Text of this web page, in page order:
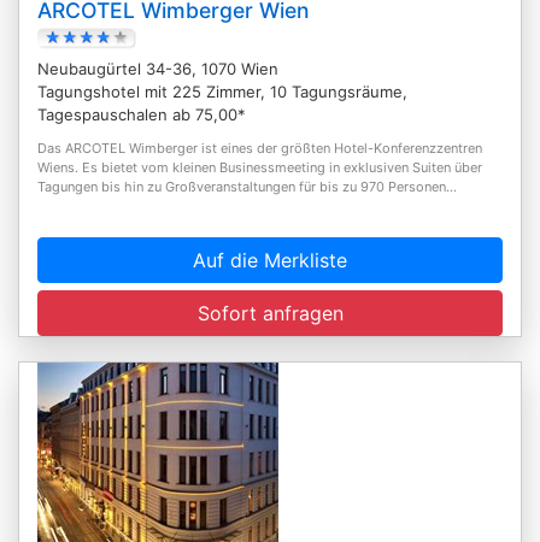
ARCOTEL Wimberger Wien
Neubaugürtel 34-36, 1070 Wien
Tagungshotel mit 225 Zimmer, 10 Tagungsräume,
Tagespauschalen ab 75,00*
Das ARCOTEL Wimberger ist eines der größten Hotel-Konferenzzentren
Wiens. Es bietet vom kleinen Businessmeeting in exklusiven Suiten über
Tagungen bis hin zu Großveranstaltungen für bis zu 970 Personen...
Auf die Merkliste
Sofort anfragen